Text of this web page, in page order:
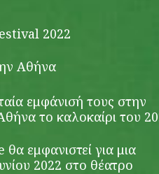
2022
Αθήνα
εμφάνισή τους στην
το καλοκαίρι του
εμφανιστεί για μια
2022 στο θέατρο